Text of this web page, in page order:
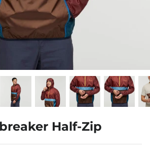
Half-Zip